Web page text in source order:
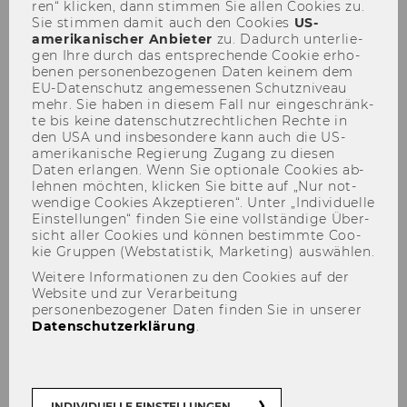
Der Inhalt dieser Seite ist aktuell nur auf
Englisch verfügbar.
ren“ kli­cken, dann stim­men Sie allen Coo­kies zu.
Sie stim­men damit auch den Coo­kies US-​
amerikanischer An­bie­ter zu. Da­durch un­ter­lie­
gen Ihre durch das ent­spre­chen­de Coo­kie er­ho­
be­nen per­so­nen­be­zo­ge­nen Daten kei­nem dem
EU-​Datenschutz an­ge­mes­se­nen Schutz­ni­veau
mehr. Sie haben in die­sem Fall nur ein­ge­schränk­
te bis keine da­ten­schutz­recht­li­chen Rech­te in
den USA und ins­be­son­de­re kann auch die US-​
amerikanische Re­gie­rung Zu­gang zu die­sen
Daten er­lan­gen. Wenn Sie op­tio­na­le Coo­kies ab­
leh­nen möch­ten, kli­cken Sie bitte auf „Nur not­
wen­di­ge Coo­kies Ak­zep­tie­ren“. Unter „In­di­vi­du­el­le
Ein­stel­lun­gen“ fin­den Sie eine voll­stän­di­ge Über­
sicht aller Coo­kies und kön­nen be­stimm­te Coo­
kie Grup­pen (Web­sta­tis­tik, Mar­ke­ting) aus­wäh­len.
Weitere Informationen zu den Cookies auf der
Website und zur Verarbeitung
personenbezogener Daten finden Sie in unserer
Datenschutzerklärung